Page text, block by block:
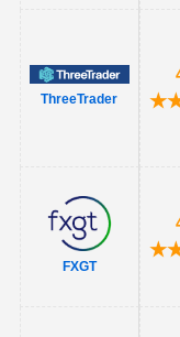
ThreeTrader
FXGT